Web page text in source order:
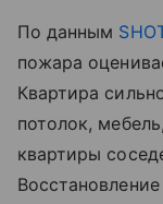
По данным
пожара
Квартира
потолок,
квартиры